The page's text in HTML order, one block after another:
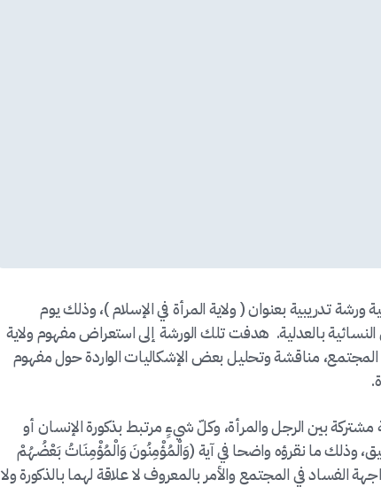
تدريبية بعنوان ( ولاية المرأة في الإسلام )، وذلك يوم
جمعية البحرين النسائية بالعدلية. هدفت تلك الورشة إلى استعراض مفهوم ولاية
في المجتمع، مناقشة وتحليل بعض الإشكاليات الواردة حول مفهوم
بين الرجل والمرأة، وكلّ شيءٍ مرتبط بذكورة الإنسان أو
وذلك ما نقرؤه واضحا في آية (وَالْمُؤْمِنُونَ وَالْمُؤْمِنَاتُ بَعْضُهُمْ
الفساد في المجتمع والأمر بالمعروف لا علاقة لهما بالذكورة ولا